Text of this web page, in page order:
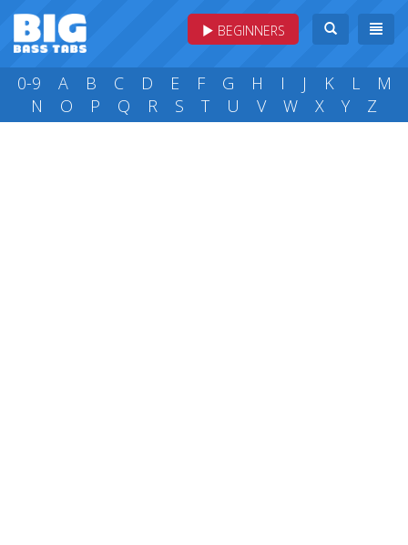
BEGINNERS
0-9 A B C D E F G H I J K L
M
N
O P Q R S T U V W X Y Z